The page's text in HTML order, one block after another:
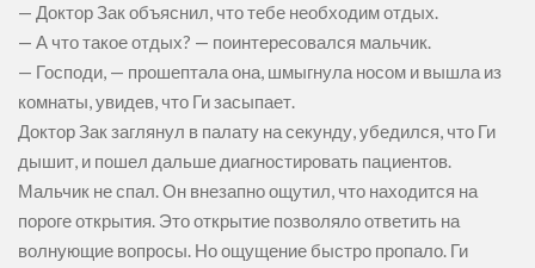
— Доктор Зак объяснил, что тебе необходим отдых.
— А что такое отдых? — поинтересовался мальчик.
— Господи, — прошептала она, шмыгнула носом и вышла из
комнаты, увидев, что Ги засыпает.
Доктор Зак заглянул в палату на секунду, убедился, что Ги
дышит, и пошел дальше диагностировать пациентов.
Мальчик не спал. Он внезапно ощутил, что находится на
пороге открытия. Это открытие позволяло ответить на
волнующие вопросы. Но ощущение быстро пропало. Ги